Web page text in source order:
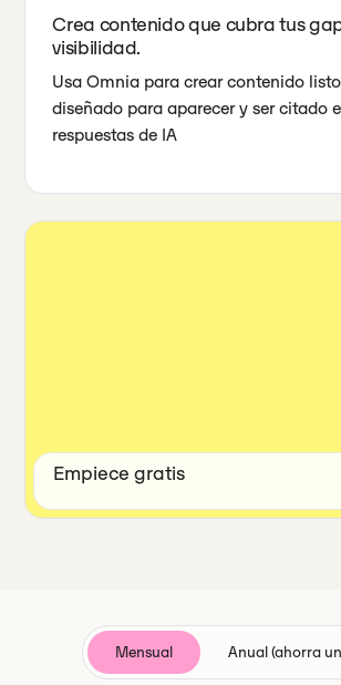
Crea contenido que cubra tus
visibilidad.
Usa Omnia para crear contenido
diseñado para aparecer y ser citado
respuestas de IA
Empiece gratis
Mensual Anual (ahorra